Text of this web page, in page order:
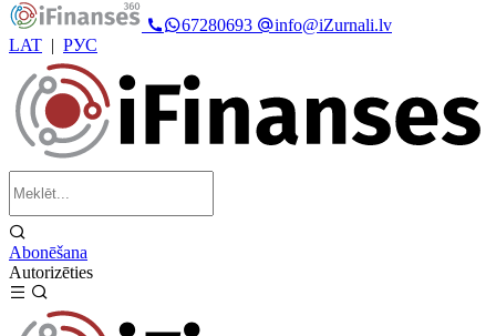
67280693
info@iZurnali.lv
LAT | РУС
Abonēšana
Autorizēties